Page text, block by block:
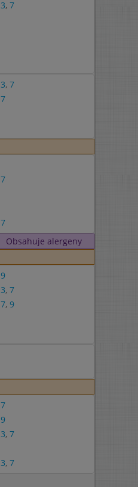
3, 7
3, 7
7
7
7
Obsahuje alergeny
9
3, 7
7, 9
7
9
3, 7
3, 7